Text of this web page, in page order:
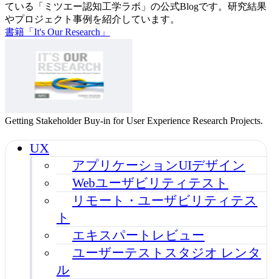
ている「ミツエー認知工学ラボ」の公式Blogです。研究結果
やプロジェクト事例を紹介しています。
書籍「It's Our Research」
Getting Stakeholder Buy-in for User Experience Research Projects.
UX
アプリケーションUIデザイン
Webユーザビリティテスト
リモート・ユーザビリティテス
ト
エキスパートレビュー
ユーザーテストスタジオ レンタ
ル